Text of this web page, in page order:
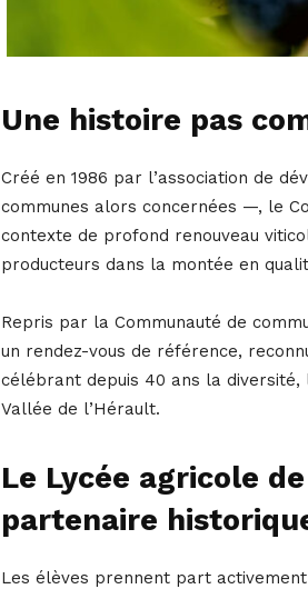
Une histoire pas
Créé en 1986 par l’association de
communes alors concernées —, le
contexte de profond renouveau
producteurs dans la montée en
Repris par la Communauté de
un rendez-vous de référence,
célébrant depuis 40 ans la diversité,
Vallée de l’Hérault.
Le Lycée agricole
partenaire
Les élèves prennent part